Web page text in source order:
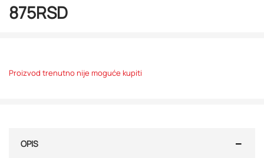
875RSD
Proizvod trenutno nije moguće kupiti
OPIS